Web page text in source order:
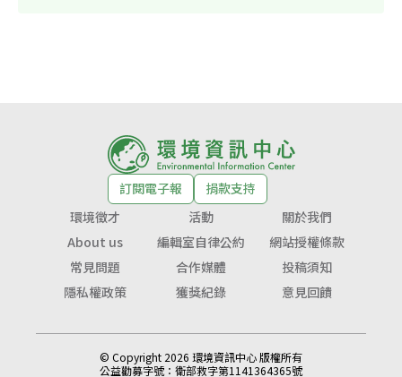
訂閱電子報
捐款支持
環境徵才
活動
關於我們
About us
編輯室自律公約
網站授權條款
常見問題
合作媒體
投稿須知
隱私權政策
獲獎紀錄 意見回饋
© Copyright 2026 環境資訊中心 版權所有
公益勸募字號： 衛部救字第1141364365號